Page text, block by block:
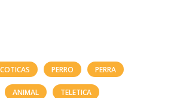
PERRO PERRA
ANIMAL TELETICA